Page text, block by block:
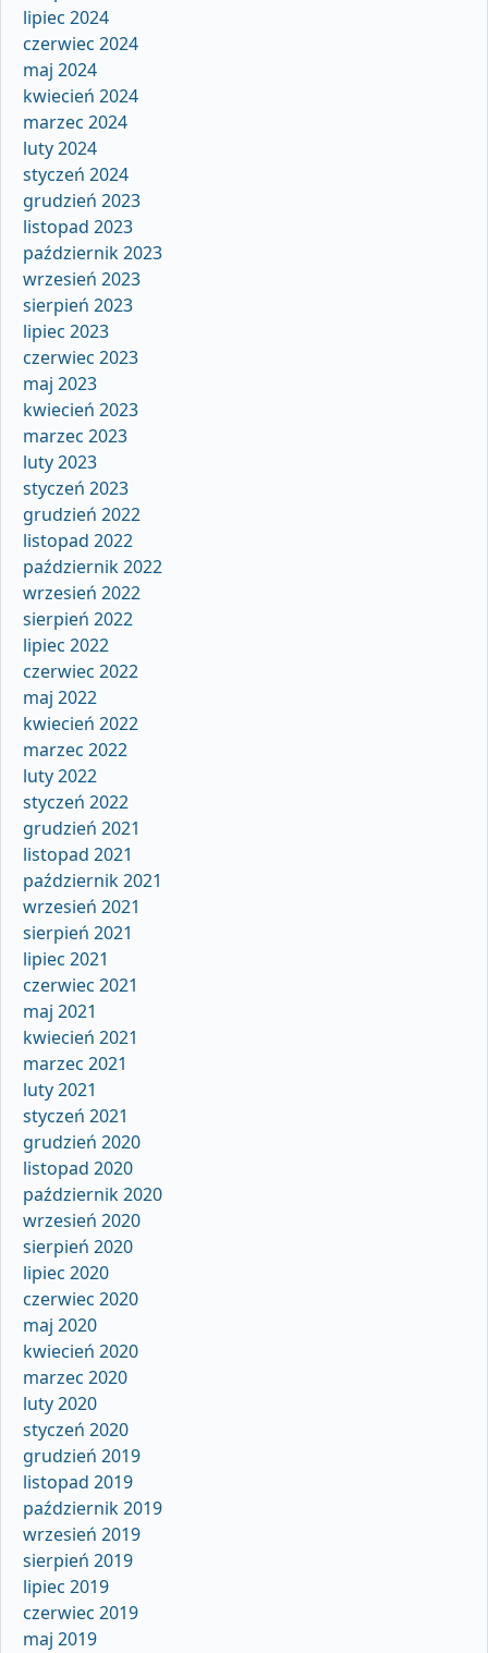
lipiec 2024
czerwiec 2024
maj 2024
kwiecień 2024
marzec 2024
luty 2024
styczeń 2024
grudzień 2023
listopad 2023
październik 2023
wrzesień 2023
sierpień 2023
lipiec 2023
czerwiec 2023
maj 2023
kwiecień 2023
marzec 2023
luty 2023
styczeń 2023
grudzień 2022
listopad 2022
październik 2022
wrzesień 2022
sierpień 2022
lipiec 2022
czerwiec 2022
maj 2022
kwiecień 2022
marzec 2022
luty 2022
styczeń 2022
grudzień 2021
listopad 2021
październik 2021
wrzesień 2021
sierpień 2021
lipiec 2021
czerwiec 2021
maj 2021
kwiecień 2021
marzec 2021
luty 2021
styczeń 2021
grudzień 2020
listopad 2020
październik 2020
wrzesień 2020
sierpień 2020
lipiec 2020
czerwiec 2020
maj 2020
kwiecień 2020
marzec 2020
luty 2020
styczeń 2020
grudzień 2019
listopad 2019
październik 2019
wrzesień 2019
sierpień 2019
lipiec 2019
czerwiec 2019
maj 2019